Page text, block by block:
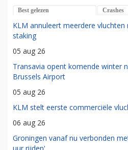
Best gelezen Crashes
KLM annuleert meerdere
staking
05 aug 26
Transavia opent komende winter
Brussels Airport
05 aug 26
KLM stelt eerste commerciële
06 aug 26
Groningen vanaf nu verbonden